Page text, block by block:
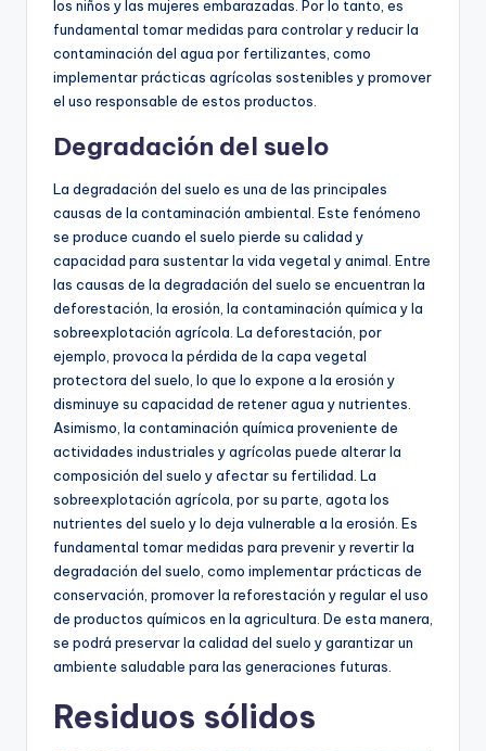
los niños y las mujeres embarazadas. Por lo tanto, es
fundamental tomar medidas para controlar y reducir la
contaminación del agua por fertilizantes, como
implementar prácticas agrícolas sostenibles y promover
el uso responsable de estos productos.
Degradación del suelo
La degradación del suelo es una de las principales
causas de la contaminación ambiental. Este fenómeno
se produce cuando el suelo pierde su calidad y
capacidad para sustentar la vida vegetal y animal. Entre
las causas de la degradación del suelo se encuentran la
deforestación, la erosión, la contaminación química y la
sobreexplotación agrícola. La deforestación, por
ejemplo, provoca la pérdida de la capa vegetal
protectora del suelo, lo que lo expone a la erosión y
disminuye su capacidad de retener agua y nutrientes.
Asimismo, la contaminación química proveniente de
actividades industriales y agrícolas puede alterar la
composición del suelo y afectar su fertilidad. La
sobreexplotación agrícola, por su parte, agota los
nutrientes del suelo y lo deja vulnerable a la erosión. Es
fundamental tomar medidas para prevenir y revertir la
degradación del suelo, como implementar prácticas de
conservación, promover la reforestación y regular el uso
de productos químicos en la agricultura. De esta manera,
se podrá preservar la calidad del suelo y garantizar un
ambiente saludable para las generaciones futuras.
Residuos sólidos